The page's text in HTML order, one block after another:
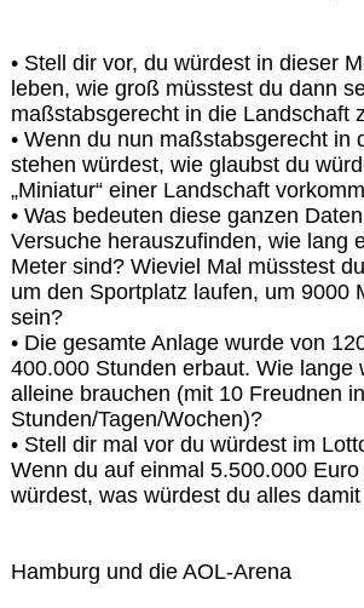
• Stell dir vor, du würdest in dieser
leben, wie groß müsstest du dann
maßstabsgerecht in die Landschaft
• Wenn du nun maßstabsgerecht in
stehen würdest, wie glaubst du
„Miniatur“ einer Landschaft
• Was bedeuten diese ganzen
Versuche herauszufinden, wie lang
Meter sind? Wieviel Mal müsstest
um den Sportplatz laufen, um 9000
sein?
• Die gesamte Anlage wurde von
400.000 Stunden erbaut. Wie lange
alleine brauchen (mit 10 Freudnen in
Stunden/Tagen/Wochen)?
• Stell dir mal vor du würdest im
Wenn du auf einmal 5.500.000
würdest, was würdest du alles
Hamburg und die AOL-Arena